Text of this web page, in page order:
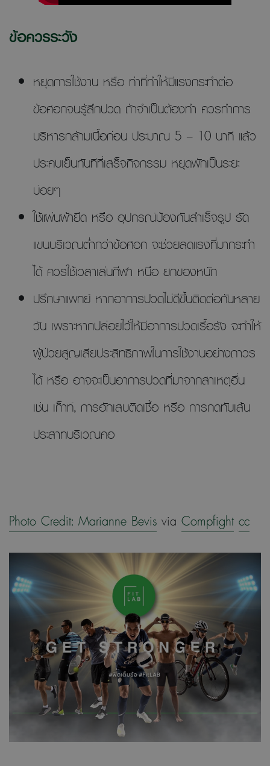
ข้อควรระวัง
หยุดการใช้งาน หรือ ท่าที่ทำให้มีแรงกระทำต่อ
ข้อศอกจนรู้สึกปวด ถ้าจำเป็นต้องทำ ควรทำการ
บริหารกล้ามเนื้อก่อน ประมาณ 5 – 10 นาที แล้ว
ประคบเย็นทันทีที่เสร็จกิจกรรม หยุดพักเป็นระยะ
บ่อยๆ
ใช้แผ่นผ้ายืด หรือ อุปกรณ์ป้องกันสำเร็จรูป รัด
แขนบริเวณต่ำกว่าข้อศอก จะช่วยลดแรงที่มากระทำ
ได้ ควรใช้เวลาเล่นกีฬา หนือ ยกของหนัก
ปรึกษาแพทย์ หากอาการปวดไม่ดีขึ้นติดต่อกันหลาย
วัน เพราะหากปล่อยไว้ให้มีอาการปวดเรื้อรัง จะทำให้
ผู้ป่วยสูญเสียประสิทธิภาพในการใช้งานอย่างถาวร
ได้ หรือ อาจจะเป็นอาการปวดที่มาจากสาเหตุอื่น
เช่น เก็าท์, การอักเสบติดเชื้อ หรือ การกดทับเส้น
ประสาทบริเวณคอ
Photo Credit: Marianne Bevis via Compfight cc